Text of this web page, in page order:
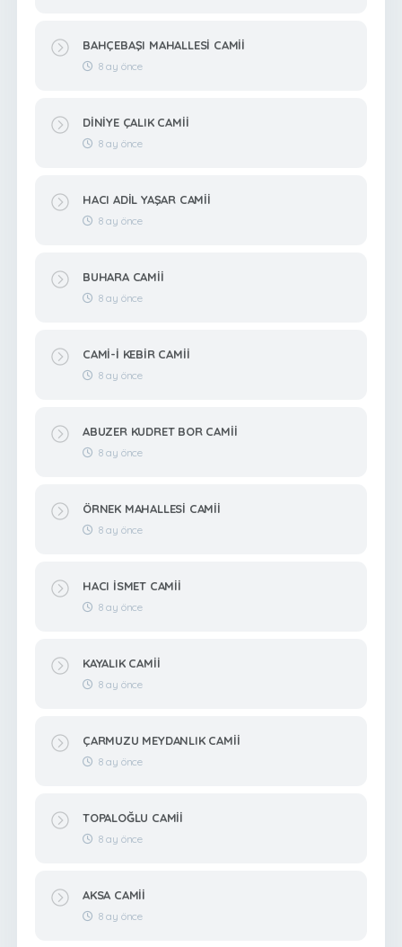
BAHÇEBAŞI MAHALLESİ CAMİİ
8 ay önce
DİNİYE ÇALIK CAMİİ
8 ay önce
HACI ADİL YAŞAR CAMİİ
8 ay önce
BUHARA CAMİİ
8 ay önce
CAMİ-İ KEBİR CAMİİ
8 ay önce
ABUZER KUDRET BOR CAMİİ
8 ay önce
ÖRNEK MAHALLESİ CAMİİ
8 ay önce
HACI İSMET CAMİİ
8 ay önce
KAYALIK CAMİİ
8 ay önce
ÇARMUZU MEYDANLIK CAMİİ
8 ay önce
TOPALOĞLU CAMİİ
8 ay önce
AKSA CAMİİ
8 ay önce